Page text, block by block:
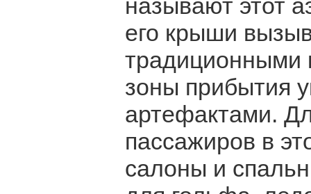
называют этот
его крыши
традиционными
зоны прибытия
артефактами.
пассажиров в
салоны и